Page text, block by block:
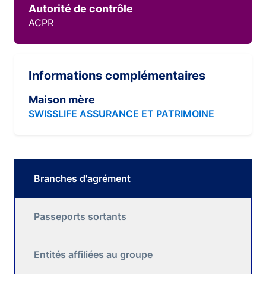
Autorité de contrôle
ACPR
Informations complémentaires
Maison mère
SWISSLIFE ASSURANCE ET PATRIMOINE
Branches d'agrément
Passeports sortants
Entités affiliées au groupe